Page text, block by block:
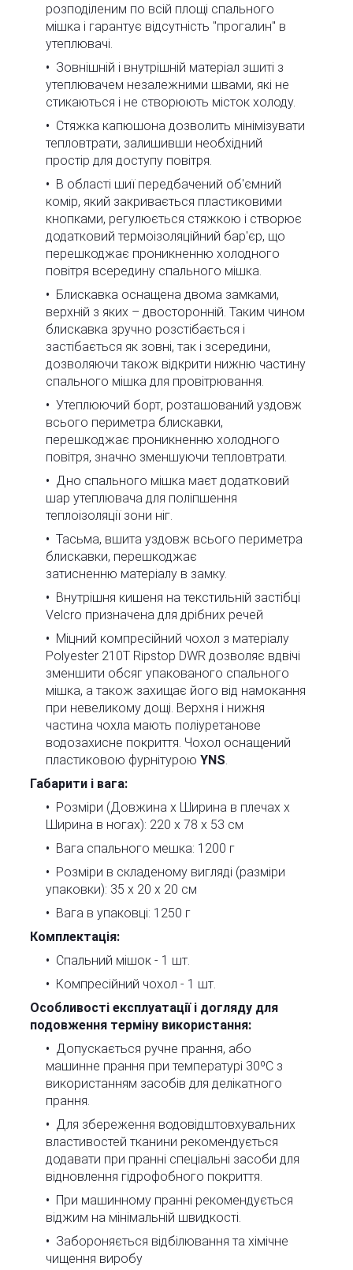
розподіленим по всій площі спального
мішка і гарантує відсутність "прогалин" в
утеплювачі.
Зовнішній і внутрішній матеріал зшиті з
утеплювачем незалежними швами, які не
стикаються і не створюють місток холоду.
Стяжка капюшона дозволить мінімізувати
тепловтрати, залишивши необхідний
простір для доступу повітря.
В області шиї передбачений об'ємний
комір, який закривається пластиковими
кнопками, регулюється стяжкою і створює
додатковий термоізоляційний бар'єр, що
перешкоджає проникненню холодного
повітря всередину спального мішка.
Блискавка оснащена двома замками,
верхній з яких – двосторонній. Таким чином
блискавка зручно розстібається і
застібається як зовні, так і зсередини,
дозволяючи також відкрити нижню частину
спального мішка для провітрювання.
Утеплюючий борт, розташований уздовж
всього периметра блискавки,
перешкоджає проникненню холодного
повітря, значно зменшуючи тепловтрати.
Дно спального мішка маєт додатковий
шар утеплювача для поліпшення
теплоізоляції зони ніг.
Тасьма, вшита уздовж всього периметра
блискавки, перешкоджає
затисненню матеріалу в замку.
Внутрішня кишеня на текстильній застібці
Velcro призначена для дрібних речей
Міцний компресійний чохол з матеріалу
Polyester 210T Ripstop DWR дозволяє вдвічі
зменшити обсяг упакованого спального
мішка, а також захищає його від намокання
при невеликому дощі. Верхня і нижня
частина чохла мають поліуретанове
водозахисне покриття. Чохол оснащений
пластиковою фурнітурою YNS
Габарити і вага:
Розміри (Довжина х Ширина в плечах х
Ширина в ногах): 220 x 78 х 53 см
Вага спального мешка: 1200 г
Розміри в складеному вигляді (разміри
упаковки): 35 x 20 х 20 см
Вага в упаковці: 1250 г
Комплектація:
Спальний мішок - 1 шт.
Компресійний чохол - 1 шт.
Особливості експлуатації і догляду для
подовження терміну використання:
Допускається ручне прання, або
машинне прання при температурі 30ºC з
використанням засобів для делікатного
прання.
Для збереження водовідштовхувальних
властивостей тканини рекомендується
додавати при пранні спеціальні засоби для
відновлення гідрофобного покриття.
При машинному пранні рекомендується
віджим на мінімальній швидкості.
Забороняється відбілювання та хімічне
чищення виробу